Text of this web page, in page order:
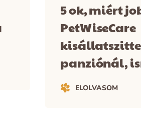
5 ok, miért
PetWiseCare
panziónál,
ELOLVASOM